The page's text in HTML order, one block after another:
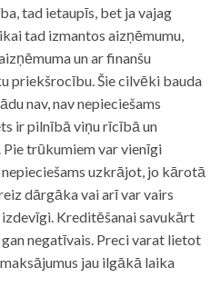
tad ietaupīs, bet ja vajag
tad izmantos aizņēmumu,
un ar finanšu
priekšrocību. Šie cilvēki bauda
nav, nav nepieciešams
ir pilnībā viņu rīcībā un
Pie trūkumiem var vienīgi
uzkrājot, jo kārotā
dārgāka vai arī var vairs
Kreditēšanai savukārt
negatīvais. Preci varat lietot
jau ilgākā laika